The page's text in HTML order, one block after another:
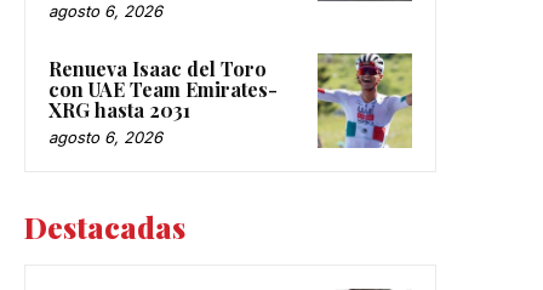
agosto 6, 2026
Renueva Isaac del Toro
con UAE Team Emirates-
XRG hasta 2031
agosto 6, 2026
Destacadas